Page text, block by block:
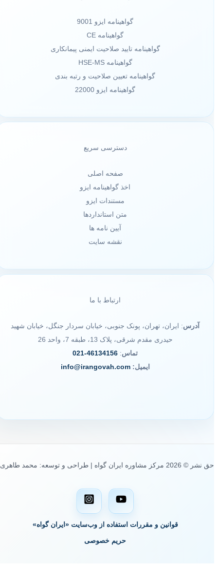
گواهینامه ایزو 9001
گواهینامه CE
گواهینامه تایید صلاحیت ایمنی پیمانکاری
گواهینامه HSE-MS
گواهینامه تعیین صلاحیت و رتبه بندی
گواهینامه ایزو 22000
دسترسی سریع
صفحه اصلی
اخذ گواهینامه ایزو
مستندات ایزو
متن استانداردها
آیین نامه ها
نقشه سایت
ارتباط با ما
آدرس: ایران، تهران، پونک جنوبی، خیابان سردار جنگل، خیابان شهید
حیدری مقدم شرقی، پلاک 13، طبقه 7، واحد 26
تماس:
46134156-021
ایمیل: info@irangovah.com
حق نشر © 2026 مرکز مشاوره ایران گواه | طراحی و توسعه: محمد طاهری
قوانین و مقررات استفاده از وب‌سایت «ایران گواه»
حریم خصوصی